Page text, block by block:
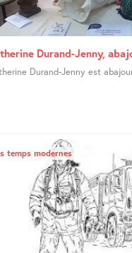
Durand-Jenny,
Durand-Jenny est
temps modernes